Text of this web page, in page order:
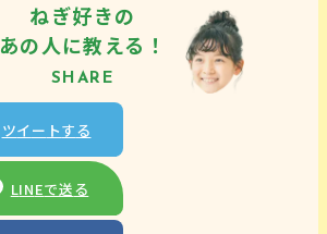
ねぎ好きの
あの人に教える！
SHARE
ツイー トする
ツイートする
LINEで送る
LINEで送る